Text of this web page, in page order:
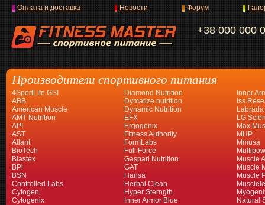
+38 000 000
Оплата и доставка Новости Форум
Производители спортивного питания
4SportLife GSI
ABB
American Muscle
AMT Nutrition
API
AST
Atlant
BioTech
Blastex
BPi
BSN
Controlled Labs
Cytogen
Cytogenix
Diamond Nutrition
Dymatize nutrition
Dynamic Nutrition
EFX
Ergogenix
Fitness Authority
FormLabs
Full Force
Gaspari Nutrition
GAT
Hansa
Herbal Clean
Hyper Sterngth
Inner Armor Blue
Inner
Iss
Labrada
LG
Max
MHP
Mmusa
Muscle
Muscle
Muscle
Natural